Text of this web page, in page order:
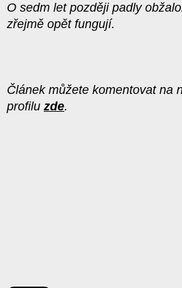
O sedm let později padly
zřejmě opět fungují.
Článek můžete komentovat na
profilu zde.